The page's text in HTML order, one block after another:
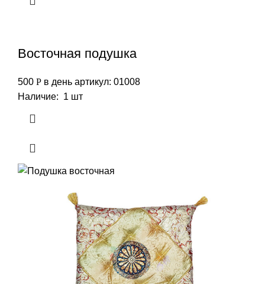
Восточная подушка
500 Р в день артикул: 01008
Наличие: 1 шт